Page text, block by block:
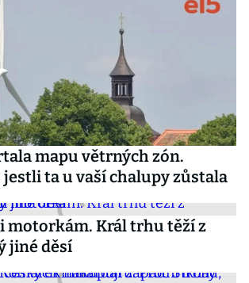
mapu větrných zón.
jestli ta u vaší chalupy zůstala
motorkám. Král trhu těží z
jiné děsí